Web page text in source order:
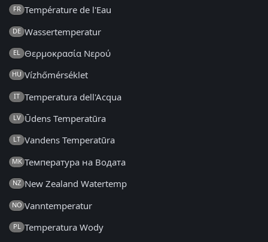
FR Température de l'Eau
DE Wassertemperatur
EL Θερμοκρασία Νερού
HU Vízhőmérséklet
IT Temperatura dell'Acqua
LV Ūdens Temperatūra
LT Vandens Temperatūra
MK Температура на Водата
NZ New Zealand Watertemp
NO Vanntemperatur
PL Temperatura Wody